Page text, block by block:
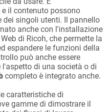
il contenuto possono
dei singoli utenti. Il pannello
anche con l'installazione
di Ricoh, che permette la
espandere le funzioni della
può anche essere
di una società o di
completo è integrato anche.
caratteristiche di
gamme di dimostrare il